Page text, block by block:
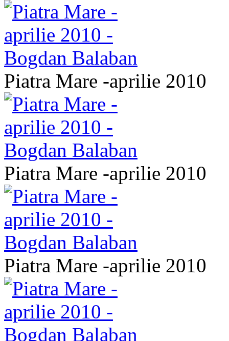
Piatra Mare -aprilie 2010
Piatra Mare -aprilie 2010
Piatra Mare -aprilie 2010